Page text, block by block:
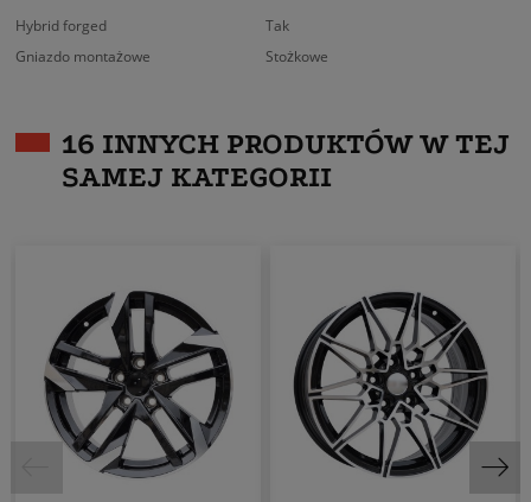
Hybrid forged
Tak
Gniazdo montażowe
Stożkowe
16 INNYCH PRODUKTÓW W TEJ
SAMEJ KATEGORII